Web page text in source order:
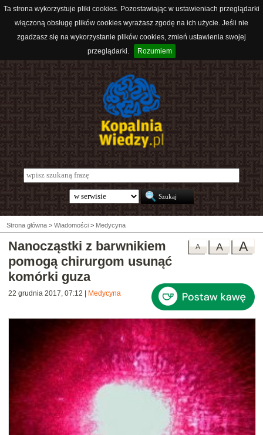
Ta strona wykorzystuje pliki cookies. Pozostawiając w ustawieniach przeglądarki
włączoną obsługę plików cookies wyrażasz zgodę na ich użycie. Jeśli nie
zgadzasz się na wykorzystanie plików cookies, zmień ustawienia swojej
przeglądarki.
Rozumiem
Strona główna > Wiadomości > Medycyna
A
A
A
Nanocząstki z barwnikiem
pomogą chirurgom usunąć
komórki guza
22 grudnia 2017, 07:12 Medycyna